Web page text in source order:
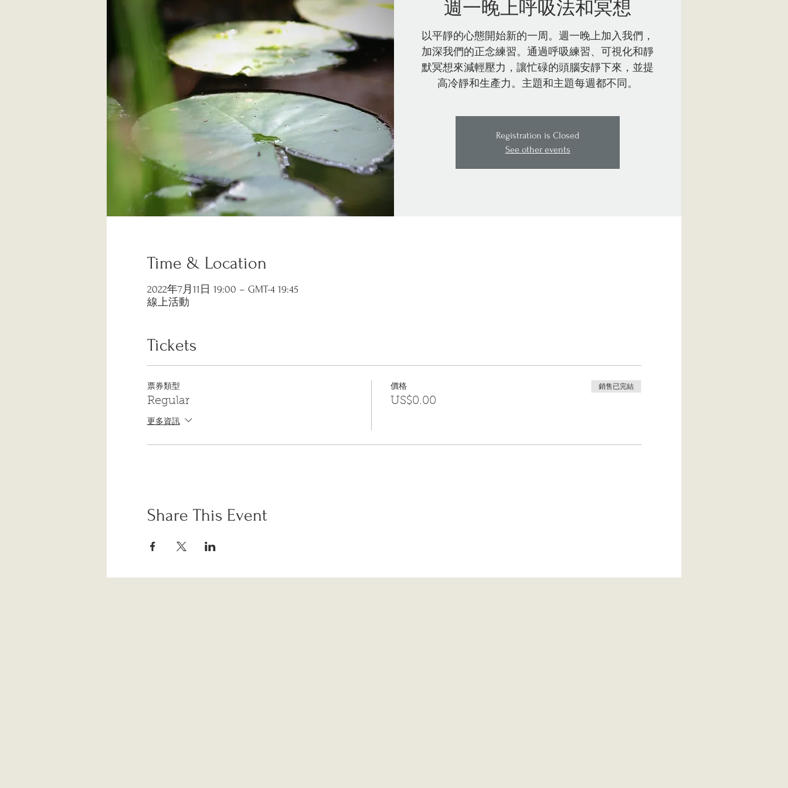
週一晚上呼吸法和冥想
以平靜的心態開始新的一周。週一晚上加入我們，
加深我們的正念練習。通過呼吸練習、可視化和靜
默冥想來減輕壓力，讓忙碌的頭腦安靜下來，並提
高冷靜和生產力。主題和主題每週都不同。
Registration is Closed
See other events
Time & Location
2022年7月11日 19:00 – GMT-4 19:45
線上活動
Tickets
票券類型
Regular
更多資訊
價格
US$0.00
銷售已完結
Share This Event